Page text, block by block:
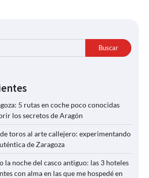
Buscar
5 rutas en coche poco conocidas
los secretos de Aragón
toros al arte callejero: experimentando
de Zaragoza
la noche del casco antiguo: las 3 hoteles
con alma en las que me hospedé en